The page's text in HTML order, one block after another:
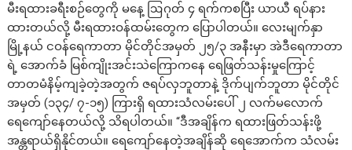
မီးရထားခရီးစဉ်တွေကို မနေ့ ဩဂုတ် ၄ ရက်ကစပြီး ယာယီ ရပ်နား
ထားတယ်လို့ မီးရထားဝန်ထမ်းတွေက ပြောပါတယ်။ လေးမျက်နှာ
မြို့နယ် ငဝန်ရေကာတာ မိုင်တိုင်အမှတ် ၂၅/၃ အနီးမှာ အဲဒီရေကာတာ
ရဲ့ အောက်ခံ မြစ်ကျိုးအင်းသဲကြောကနေ ရေဖြတ်သန်းမှုကြောင့်
တာတမံနိမ့်ကျခဲ့တဲ့အတွက် ဇရပ်လှဘူတာနဲ့ ဒိုက်ပျက်ဘူတာ မိုင်တိုင်
အမှတ် (၁၃၄/ ၇-၁၅) ကြားရှိ ရထားသံလမ်းပေါ် ၂ လက်မလောက်
ရေကျော်နေတယ်လို့ သိရပါတယ်။ “ဒီအချိန်က ရထားဖြတ်သန်းဖို့
အန္တရာယ်ရှိနိုင်တယ်။ ရေကျော်နေတဲ့အချိန်ဆို ရေအောက်က သံလမ်း